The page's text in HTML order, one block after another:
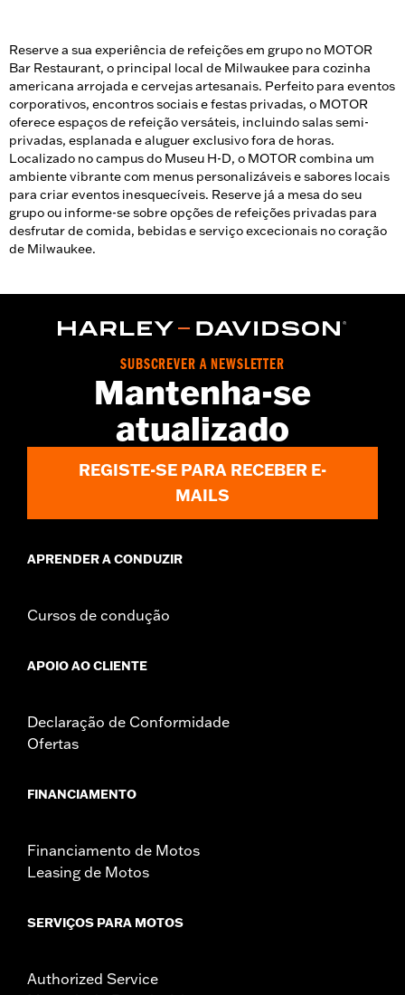
Reserve a sua experiência de refeições em grupo no MOTOR
Bar Restaurant, o principal local de Milwaukee para cozinha
americana arrojada e cervejas artesanais. Perfeito para eventos
corporativos, encontros sociais e festas privadas, o MOTOR
oferece espaços de refeição versáteis, incluindo salas semi-
privadas, esplanada e aluguer exclusivo fora de horas.
Localizado no campus do Museu H-D, o MOTOR combina um
ambiente vibrante com menus personalizáveis e sabores locais
para criar eventos inesquecíveis. Reserve já a mesa do seu
grupo ou informe-se sobre opções de refeições privadas para
desfrutar de comida, bebidas e serviço excecionais no coração
de Milwaukee.
SUBSCREVER A NEWSLETTER
Mantenha-se
atualizado
REGISTE-SE PARA RECEBER E-
MAILS
APRENDER A CONDUZIR
Cursos de condução
APOIO AO CLIENTE
Declaração de Conformidade
Ofertas
FINANCIAMENTO
Financiamento de Motos
Leasing de Motos
SERVIÇOS PARA MOTOS
Authorized Service